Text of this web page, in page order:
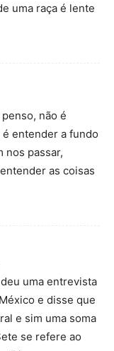
uma raça é lente
não é
entender a fundo
nos passar,
as coisas
uma entrevista
e disse que
e sim uma soma
se refere ao